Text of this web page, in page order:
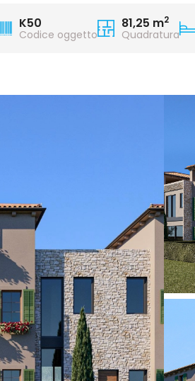
K50
Codice oggetto
81,25 m2
Quadratura